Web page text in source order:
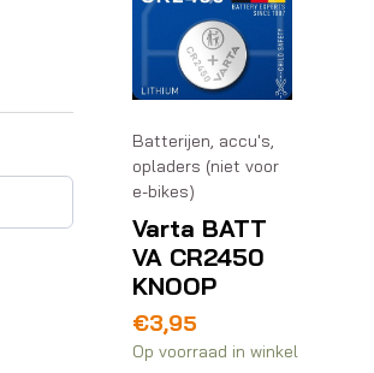
Batterijen, accu's,
opladers (niet voor
e-bikes)
Varta BATT
VA CR2450
KNOOP
€3,95
Op voorraad in winkel